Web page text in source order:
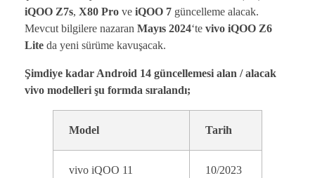
iQOO Z7s, X80 Pro ve iQOO 7 güncelleme alacak.
Mevcut bilgilere nazaran Mayıs 2024‘te vivo iQOO Z6
Lite da yeni sürüme kavuşacak.
Şimdiye kadar Android 14 güncellemesi alan / alacak
vivo modelleri şu formda sıralandı;
Model Tarih
vivo iQOO 11 10/2023